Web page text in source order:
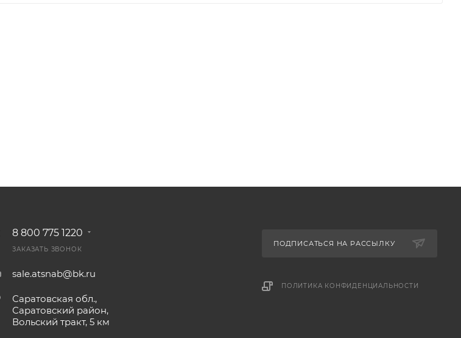
8 800 775 1220
ЗАКАЗАТЬ ЗВОНОК
sale.atsnab@bk.ru
Саратовская обл.,
Саратовский район,
Вольский тракт, 5 км
ПОДПИСАТЬСЯ НА РАССЫЛКУ
ПОЛИТИКА КОНФИДЕНЦИАЛЬНОСТИ